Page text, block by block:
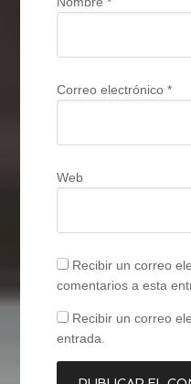
Correo electrónico*
Web
Recibir un correo
comentarios a esta
Recibir un correo
entrada.